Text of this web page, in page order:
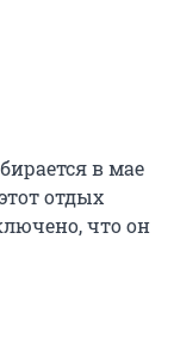
в мае
отдых
что он